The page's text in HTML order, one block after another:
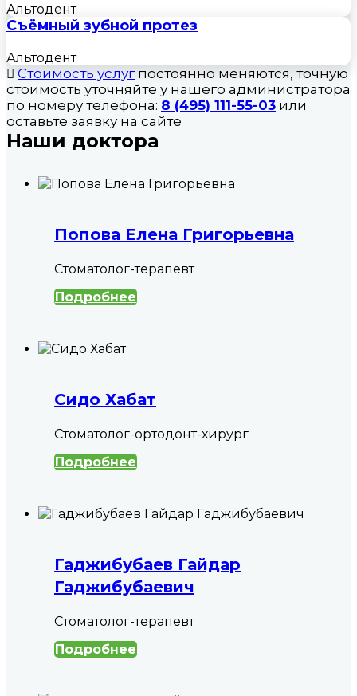
Альтодент
Съёмный зубной протез
Альтодент
Стоимость услугпостоянно меняются, точную
стоимость уточняйте у нашего администратора
по номеру телефона: 8 (495) 111-55-03 или
оставьте заявку на сайте
Наши доктора
Попова Елена Григорьевна
Стоматолог-терапевт
Подробнее
Сидо Хабат
Стоматолог-ортодонт-хирург
Подробнее
Гаджибубаев Гайдар
Гаджибубаевич
Cтоматолог-терапевт
Подробнее